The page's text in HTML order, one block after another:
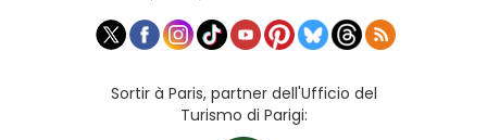
Sortir à Paris, partner dell'Ufficio del
Turismo di Parigi: